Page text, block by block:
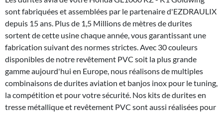
sont fabriquées et assemblées par le partenaire d'EZDRAULIX
depuis 15 ans. Plus de 1,5 Millions de mètres de durites
sortent de cette usine chaque année, vous garantissant une
fabrication suivant des normes strictes. Avec 30 couleurs
disponibles de notre revêtement PVC soit la plus grande
gamme aujourd'hui en Europe, nous réalisons de multiples
combinaisons de durites aviation et banjos inox pour le tuning,
la compétition et pour votre sécurité. Nos kits de durites en
tresse métallique et revêtement PVC sont aussi réalisées pour